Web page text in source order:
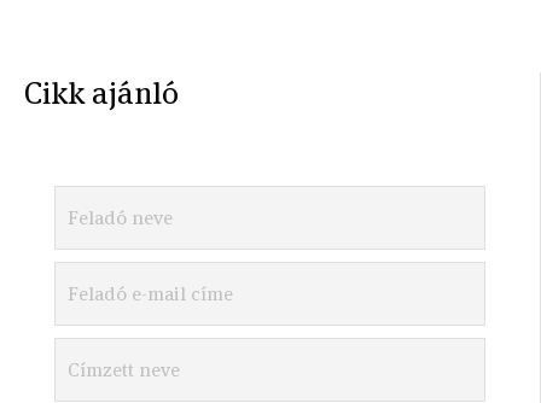
Cikk ajánló